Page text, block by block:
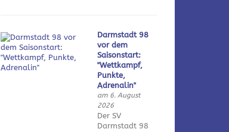
Darmstadt 98
vor dem
Saisonstart:
"Wettkampf,
Punkte,
Adrenalin"
am 6. August
2026
Der SV
Darmstadt 98